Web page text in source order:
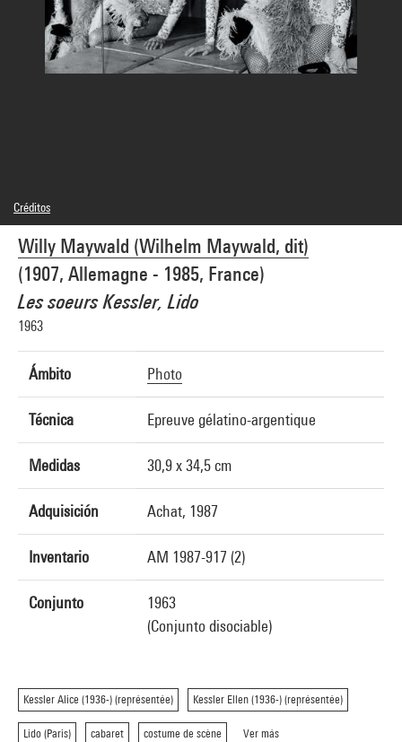
Willy Maywald (Wilhelm Maywald, dit)
(1907, Allemagne - 1985, France)
Les soeurs Kessler, Lido
1963
Ámbito Photo
Técnica Epreuve gélatino-argentique
Medidas 30,9 x 34,5 cm
Adquisición Achat, 1987
Inventario AM 1987-917 (2)
Conjunto
1963
(Conjunto disociable)
Kessler Alice (1936-) (représentée) Kessler Ellen (1936-) (représentée)
Lido (Paris) cabaret costume de scène Ver más
Créditos
© Association Willy Maywald / Adagp, Paris
Créditos fotográficos : Centre Pompidou, MNAM-CCI/Georges Meguerditchian/Dist.
GrandPalaisRmn
Referencia de la imagen : 4N05920
Difusión de la imagen :GrandPalaisRmnPhoto